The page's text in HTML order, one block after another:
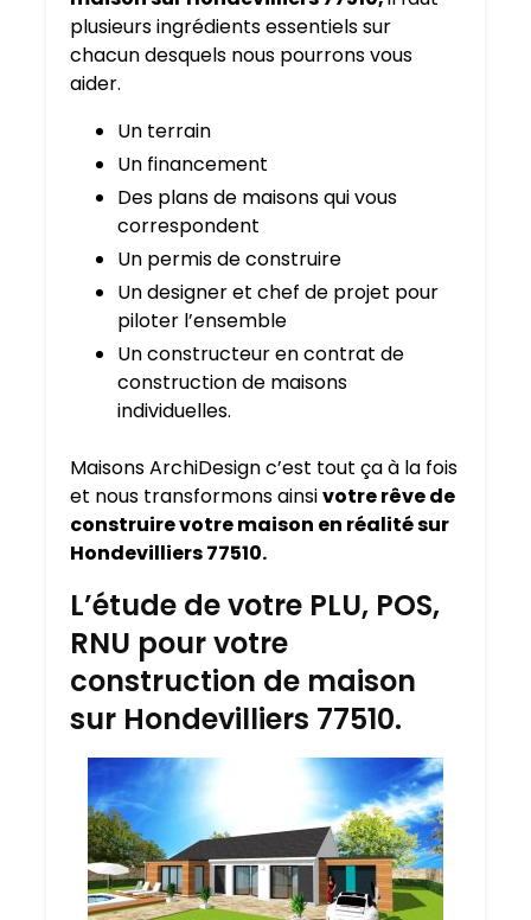
plusieurs ingrédients essentiels sur
chacun desquels nous pourrons vous
aider.
Un terrain
Un financement
Des plans de maisons qui vous
correspondent
Un permis de construire
Un designer et chef de projet pour
piloter l’ensemble
Un constructeur en contrat de
construction de maisons
individuelles.
Maisons ArchiDesign c’est tout ça à la fois
et nous transformons ainsivotre rêve de
construire votre maison en réalité sur
Hondevilliers 77510.
L’étude de votre PLU, POS,
RNU pour votre
construction de maison
sur Hondevilliers 77510.